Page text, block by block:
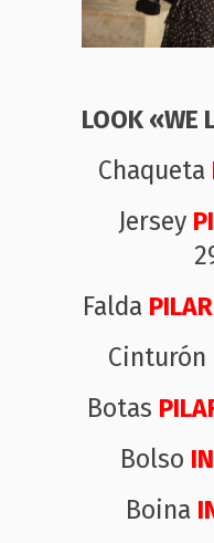
LOOK «WE
Chaqueta
Jersey
Falda PILAR
Cinturón
Botas
Bolso
Boina